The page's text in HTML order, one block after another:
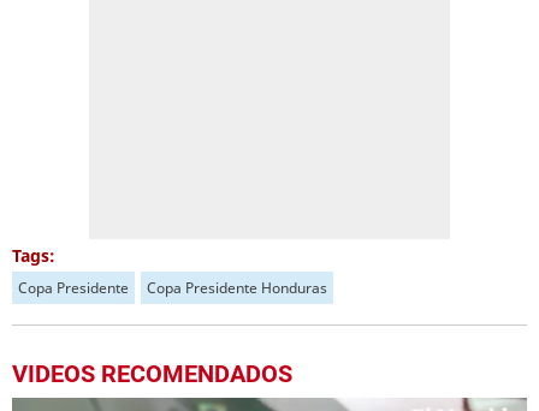
Tags:
Copa Presidente Copa Presidente Honduras
VIDEOS RECOMENDADOS